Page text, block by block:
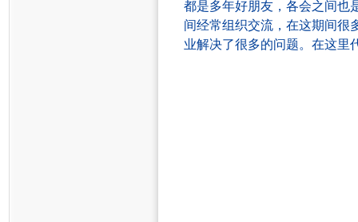
都是多年好朋友，各会之间也
间经常组织交流，在这期间很
业解决了很多的问题。在这里